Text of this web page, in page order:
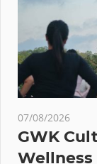
07/08/2026
GWK
Wellness